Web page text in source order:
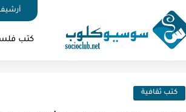
كتب
كتب ثقافية